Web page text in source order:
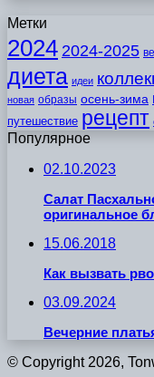
Метки
2024 2024-2025
диета идеи
новая образы осень-зима
путешествие рецепт
Популярное
02.10.2023
Салат
оригинальное
15.06.2018
Как вызвать
03.09.2024
Вечерние
© Copyright 2026,